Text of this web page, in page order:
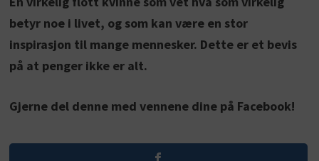
betyr noe i livet, og som kan være en stor
inspirasjon til mange mennesker. Dette er et bevis
på at penger ikke er alt.
Gjerne del denne med vennene dine på Facebook!